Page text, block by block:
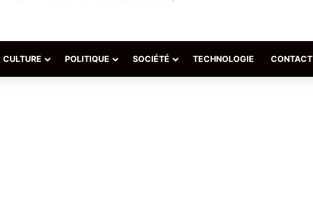
CULTURE POLITIQUE SOCIÉTÉ TECHNOLOGIE CONTACT